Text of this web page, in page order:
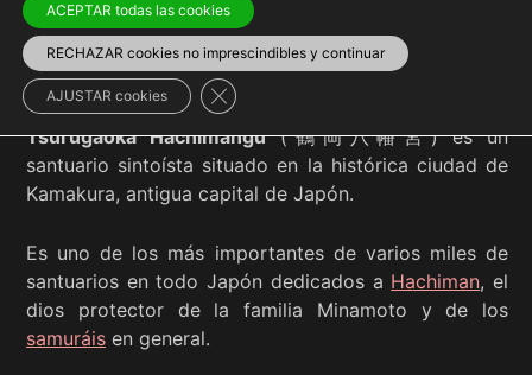
Viaja con el mejor seguro
Tsurugaoka Hachimangu(鶴岡八幡宮) es un
santuario sintoísta situado en la histórica ciudad de
Kamakura, antigua capital de Japón.
Es uno de los más importantes de varios miles de
santuarios en todo Japón dedicados a Hachiman, el
dios protector de la familia Minamoto y de los
samuráis en general.
ACEPTAR todas las cookies
RECHAZAR cookies no imprescindibles y continuar
AJUSTAR cookies Cerrar el banner de cookies RGPD